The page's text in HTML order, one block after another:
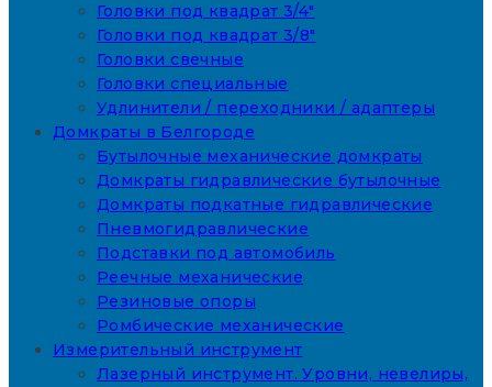
Головки под квадрат 3/4"
Головки под квадрат 3/8"
Головки свечные
Головки специальные
Удлинители / переходники / адаптеры
Домкраты в Белгороде
Бутылочные механические домкраты
Домкраты гидравлические бутылочные
Домкраты подкатные гидравлические
Пневмогидравлические
Подставки под автомобиль
Реечные механические
Резиновые опоры
Ромбические механические
Измерительный инструмент
Лазерный инструмент. Уровни, невелиры,